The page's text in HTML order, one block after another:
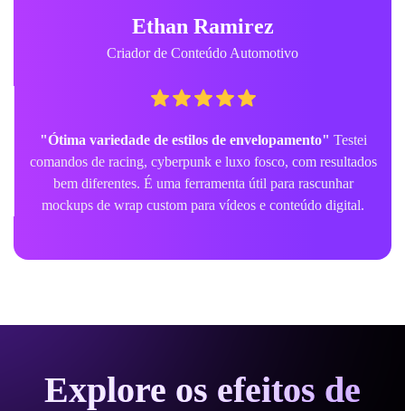
Ethan Ramirez
Criador de Conteúdo Automotivo
"Ótima variedade de estilos de envelopamento" Testei
comandos de racing, cyberpunk e luxo fosco, com resultados
bem diferentes. É uma ferramenta útil para rascunhar
mockups de wrap custom para vídeos e conteúdo digital.
Explore os efeitos de